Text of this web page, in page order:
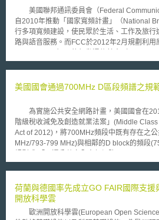
對大陸有異議的意見，以獲取進入大陸廣大市
的關切。在這次聽證會中，國會也注意到了許
體來閃避官方的網路言論封鎖，取得被大陸官方封
大陸的民眾獲得真實的資訊，這間公司接受
助，從2002年開始展開名為領航員的計畫--
陸的網路使用者，附上大陸人權網站及美國
道它必須限制它的動態網站只有中文版本，否
美國聯邦通訊委員會（Federal
自2010年推動「國家寬頻計畫」（National
行多項寬頻建設，使民眾於生活、工作及旅行
路與語音服務。而FCC於2012年2月規劃利
已劃入連接美國基金“Connect America
美金以供業者持續營運。 FCC預計於2012
競標區域內擁有足夠頻譜與建設能力，方能進
之業者得標。FCC希望利用此方式能促進市場
建方案。得標業者除獲得建設與營運補助外
與其他頻譜執照拍賣方式類似，但就細部拍賣
決定。 而為避免補助區域與已有3G訊號區
因過於狹小恐難以經營，故合併後為6,200區
美國國會通過700MHz D區段頻譜之規
為實施公共安全網路計畫，美國國會在
階級稅收減免及創造就業法案」(Middle
Act of 2012)，將700MHz頻段中既有存在之
MHz/793-799 MHz)與相鄰的D block的頻段
network)，進行頻譜拍賣。 雖FCC經本法
權受到限制，業者認為可避免FCC在拍賣期間
法案仍保留FCC執行「普遍適用性的規定」
之權利，以頻譜聚合(spectrum aggregation)
主導業者擔心FCC可能藉採取「頻譜上限」
荷蘭與德國率先成立GO FAIR國際支援
開放科學雲
歐洲開放科學雲(European Open Science